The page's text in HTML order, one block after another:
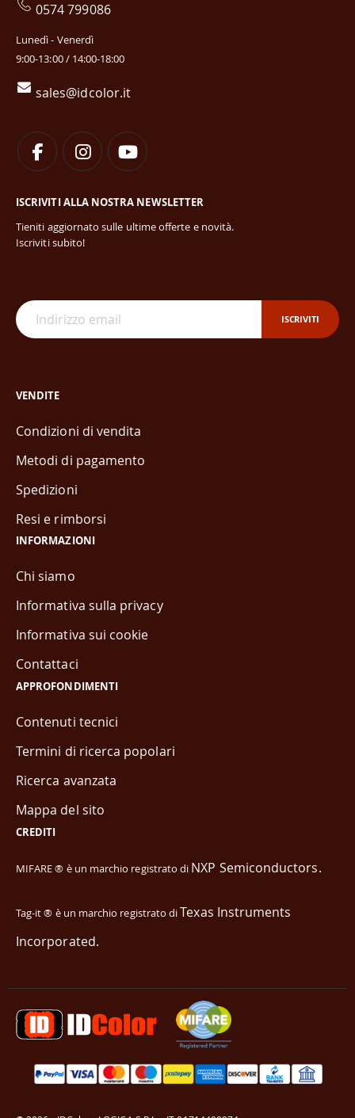
0574 799086
Lunedì - Venerdì
9:00-13:00 / 14:00-18:00
sales@idcolor.it
ISCRIVITI ALLA NOSTRA NEWSLETTER
Tieniti aggiornato sulle ultime offerte e novità.
Iscriviti subito!
ISCRIVITI
VENDITE
Condizioni di vendita
Metodi di pagamento
Spedizioni
Resi e rimborsi
INFORMAZIONI
Chi siamo
Informativa sulla privacy
Informativa sui cookie
Contattaci
APPROFONDIMENTI
Contenuti tecnici
Termini di ricerca popolari
Ricerca avanzata
Mappa del sito
CREDITI
MIFARE ® è un marchio registrato di NXP Semiconductors.
Tag-it ® è un marchio registrato diTexas Instruments
Incorporated.